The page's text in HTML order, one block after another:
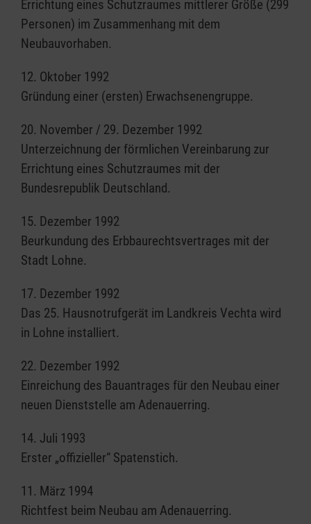
Errichtung eines Schutzraumes mittlerer Größe (299
Personen) im Zusammenhang mit dem
Neubauvorhaben.
12. Oktober 1992
Gründung einer (ersten) Erwachsenengruppe.
20. November / 29. Dezember 1992
Unterzeichnung der förmlichen Vereinbarung zur
Errichtung eines Schutzraumes mit der
Bundesrepublik Deutschland.
15. Dezember 1992
Beurkundung des Erbbaurechtsvertrages mit der
Stadt Lohne.
17. Dezember 1992
Das 25. Hausnotrufgerät im Landkreis Vechta wird
in Lohne installiert.
22. Dezember 1992
Einreichung des Bauantrages für den Neubau einer
neuen Dienststelle am Adenauerring.
14. Juli 1993
Erster „offizieller“ Spatenstich.
11. März 1994
Richtfest beim Neubau am Adenauerring.